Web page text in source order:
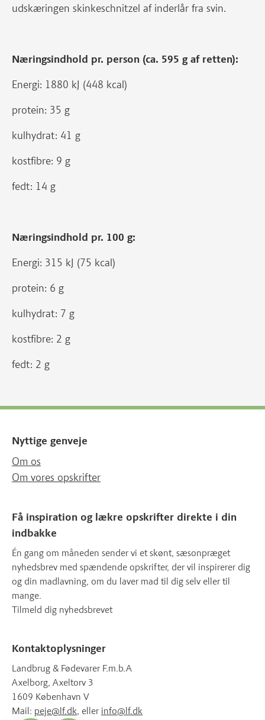
udskæringen skinkeschnitzel af inderlår fra svin.
Næringsindhold pr. person (ca. 595 g af retten):
Energi: 1880 kJ (448 kcal)
protein: 35 g
kulhydrat: 41 g
kostfibre: 9 g
fedt: 14 g
Næringsindhold pr. 100 g:
Energi: 315 kJ (75 kcal)
protein: 6 g
kulhydrat: 7 g
kostfibre: 2 g
fedt: 2 g
Nyttige genveje
Om os
Om vores opskrifter
Få inspiration og lækre opskrifter direkte i din
indbakke
Én gang om måneden sender vi et skønt, sæsonpræget
nyhedsbrev med spændende opskrifter, der vil inspirerer dig
og din madlavning, om du laver mad til dig selv eller til
mange.
Tilmeld dig nyhedsbrevet
Kontaktoplysninger
Landbrug & Fødevarer F.m.b.A
Axelborg, Axeltorv 3
1609 København V
Mail: peje@lf.dk, eller info@lf.dk